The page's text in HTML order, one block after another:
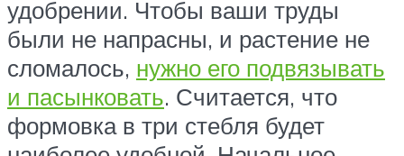
удобрении. Чтобы ваши труды
были не напрасны, и растение не
сломалось, нужно его подвязывать
и пасынковать. Считается, что
формовка в три стебля будет